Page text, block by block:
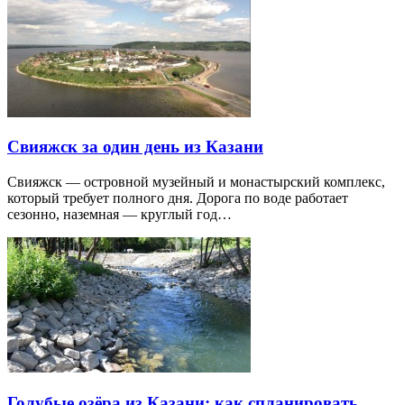
Свияжск за один день из Казани
Свияжск — островной музейный и монастырский комплекс,
который требует полного дня. Дорога по воде работает
сезонно, наземная — круглый год…